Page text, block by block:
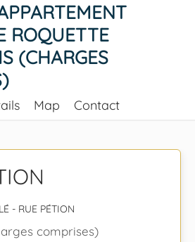
ROQUETTE
(CHARGES
Map Contact
- RUE PÉTION
comprises)